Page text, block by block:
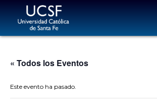
« Todos los Eventos
Este evento ha pasado.